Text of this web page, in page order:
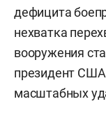
дефицита
нехватка
вооружения
президент США
масштабных